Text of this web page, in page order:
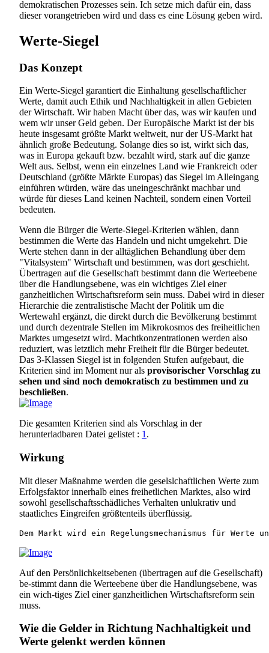
demokratischen Prozesses sein. Ich setze mich dafür ein, dass
dieser vorangetrieben wird und dass es eine Lösung geben wird.
Werte-Siegel
Das Konzept
Ein Werte-Siegel garantiert die Einhaltung gesellschaftlicher
Werte, damit auch Ethik und Nachhaltigkeit in allen Gebieten
der Wirtschaft. Wir haben Macht über das, was wir kaufen und
wem wir unser Geld geben. Der Europäische Markt ist der bis
heute insgesamt größte Markt weltweit, nur der US-Markt hat
ähnlich große Bedeutung. Solange dies so ist, wirkt sich das,
was in Europa gekauft bzw. bezahlt wird, stark auf die ganze
Welt aus. Selbst, wenn ein einzelnes Land wie Frankreich oder
Deutschland (größte Märkte Europas) das Siegel im Alleingang
einführen würden, wäre das uneingeschränkt machbar und
würde für dieses Land keinen Nachteil, sondern einen Vorteil
bedeuten.
Wenn die Bürger die Werte-Siegel-Kriterien wählen, dann
bestimmen die Werte das Handeln und nicht umgekehrt. Die
Werte stehen dann in der alltäglichen Behandlung über dem
"Vitalsystem" Wirtschaft und bestimmen, was dort geschieht.
Übertragen auf die Gesellschaft bestimmt dann die Werteebene
über die Handlungsebene, was ein wichtiges Ziel einer
ganzheitlichen Wirtschaftsreform sein muss. Dabei wird in dieser
Hierarchie die zentralistische Macht der Politik um die
Wertewahl ergänzt, die direkt durch die Bevölkerung bestimmt
und durch dezentrale Stellen im Mikrokosmos des freiheitlichen
Marktes umgesetzt wird. Machtkonzentrationen werden also
reduziert, was letztlich mehr Freiheit für die Bürger bedeutet.
Das 3-Klassen Siegel ist in folgenden Stufen aufgebaut, die
Kriterien sind im Moment nur als provisorischer Vorschlag zu
sehen und sind noch demokratisch zu bestimmen und zu
beschließen.
Die gesamten Kriterien sind als Vorschlag in der
herunterladbaren Datei gelistet : 1 .
Wirkung
Mit dieser Maßnahme werden die geselslchaftlichen Werte zum
Erfolgsfaktor innerhalb eines freihetlichen Marktes, also wird
sowohl gesellschaftsschädliches Verhalten unlukrativ und
staatliches Eingreifen größtenteils überflüssig.
Dem Markt wird ein Regelungsmechanismus für
Auf den Persönlichkeitsebenen (übertragen auf die Gesellschaft)
be-stimmt dann die Werteebene über die Handlungsebene, was
ein wich-tiges Ziel einer ganzheitlichen Wirtschaftsreform sein
muss.
Wie die Gelder in Richtung Nachhaltigkeit und
Werte gelenkt werden können